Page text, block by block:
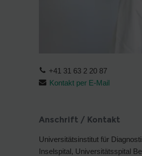
+41 31 63 2 20 87
Kontakt per E-Mail
Anschrift / Kontakt
Universitätsinstitut für
Inselspital, Universitätsspital